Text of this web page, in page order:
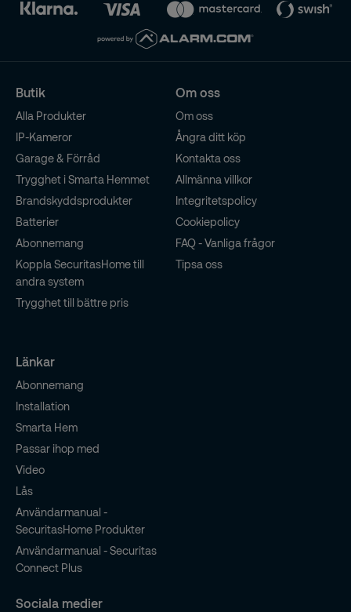
Butik
Alla Produkter
IP-Kameror
Garage & Förråd
Trygghet i Smarta Hemmet
Brandskyddsprodukter
Batterier
Abonnemang
Koppla SecuritasHome till
andra system
Trygghet till bättre pris
Om oss
Om oss
Ångra ditt köp
Kontakta oss
Allmänna villkor
Integritetspolicy
Cookiepolicy
FAQ - Vanliga frågor
Tipsa oss
Länkar
Abonnemang
Installation
Smarta Hem
Passar ihop med
Video
Lås
Användarmanual -
SecuritasHome Produkter
Användarmanual - Securitas
Connect Plus
Sociala medier